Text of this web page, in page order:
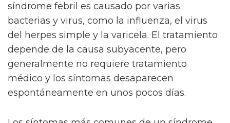
síndrome febril es causado por varias
bacterias y virus, como la influenza, el virus
del herpes simple y la varicela. El tratamiento
depende de la causa subyacente, pero
generalmente no requiere tratamiento
médico y los síntomas desaparecen
espontáneamente en unos pocos días.